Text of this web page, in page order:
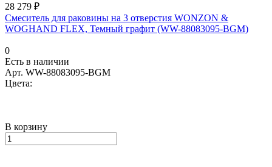
28 279 ₽
Смеситель для раковины на 3 отверстия WONZON &
WOGHAND FLEX, Темный графит (WW-88083095-BGM)
0
Есть в наличии
Арт. WW-88083095-BGM
Цвета:
В корзину